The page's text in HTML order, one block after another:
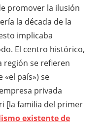
promover la ilusión
la década de la
implicaba
El centro histórico,
región se refieren
«el país») se
privada
[la familia del primer
existente de